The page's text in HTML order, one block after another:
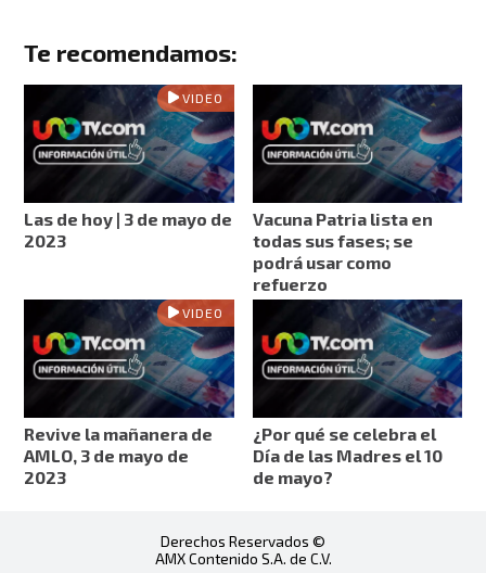
Te recomendamos:
VIDEO
Las de hoy | 3 de mayo de
2023
Vacuna Patria lista en
todas sus fases; se
podrá usar como
refuerzo
VIDEO
Revive la mañanera de
AMLO, 3 de mayo de
2023
¿Por qué se celebra el
Día de las Madres el 10
de mayo?
Derechos Reservados ©
AMX Contenido S.A. de C.V.